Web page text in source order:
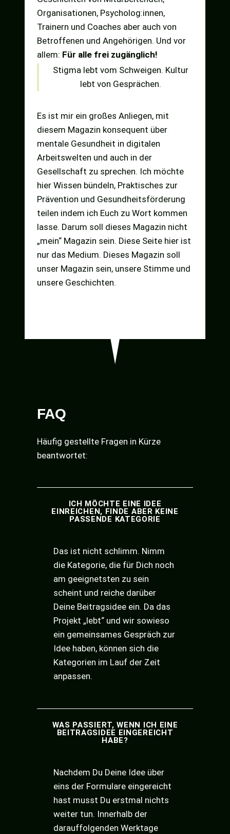
Organisationen, Psycholog:innen,
Trainern und Coaches aber auch von
Betroffenen und Angehörigen. Und vor
allem: Für alle frei zugänglich!
Stigma lebt vom Schweigen. Kultur
lebt von Gesprächen.
Es ist mir ein großes Anliegen, mit
diesem Magazin konsequent über
mentale Gesundheit in digitalen
Arbeitswelten und auch in der
Gesellschaft zu sprechen. Ich möchte
hier Wissen bündeln, Praktisches zur
Prävention und Gesundheitsförderung
teilen indem ich Euch zu Wort kommen
lasse. Darum soll dieses Magazin nicht
„mein“ Magazin sein. Diese Seite hier ist
nur das Medium. Dieses Magazin soll
unser Magazin sein, unsere Stimme und
unsere Geschichten.
FAQ
Häufig gestellte Fragen in Kürze
beantwortet:
ICH MÖCHTE EINE IDEE
EINREICHEN, FINDE ABER KEINE
PASSENDE KATEGORIE
Das ist nicht schlimm. Nimm
die Kategorie, die für Dich noch
am geeignetsten zu sein
scheint und reiche darüber
Deine Beitragsidee ein. Da das
Projekt „lebt“ und wir sowieso
ein gemeinsames Gespräch zur
Idee haben, können sich die
Kategorien im Lauf der Zeit
anpassen.
WAS PASSIERT, WENN ICH EINE
BEITRAGSIDEE EINGEREICHT
HABE?
Nachdem Du Deine Idee über
eins der Formulare eingereicht
hast musst Du erstmal nichts
weiter tun. Innerhalb der
darauffolgenden Werktage